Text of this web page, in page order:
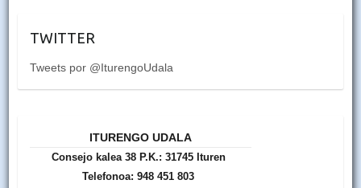
TWITTER
Tweets por @IturengoUdala
ITURENGO UDALA
Consejo kalea 38 P.K.: 31745 Ituren
Telefonoa: 948 451 803